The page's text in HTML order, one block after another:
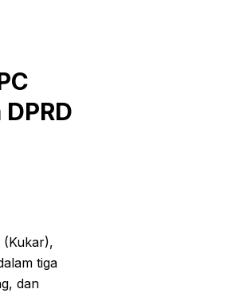
(Kukar),
tiga
dan